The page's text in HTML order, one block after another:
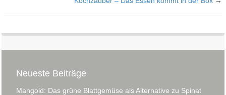
Neueste Beiträge
Mangold: Das grüne Blattgemüse als Alternative zu Spinat